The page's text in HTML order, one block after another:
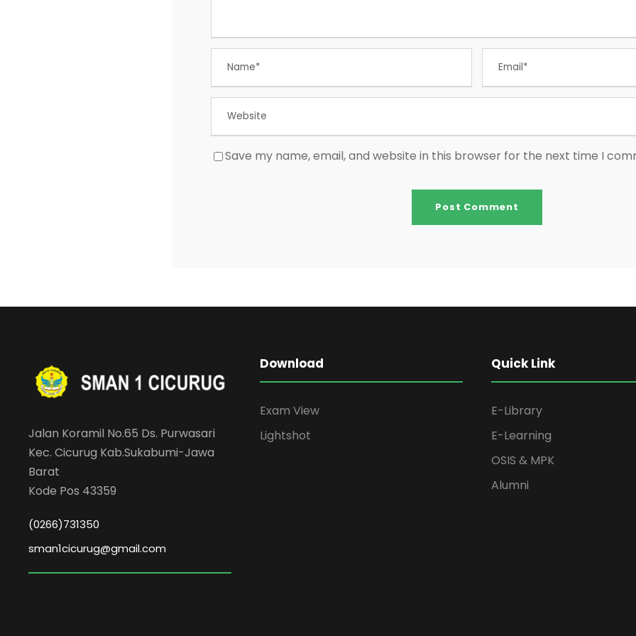
Save my name, email, and website in this browser for the next time I
Jalan Koramil No.65 Ds. Purwasari
Kec. Cicurug Kab.Sukabumi-Jawa
Barat
Kode Pos 43359
(0266)731350
sman1cicurug@gmail.com
Download
Exam View
Lightshot
Quick Link
E-Library
E-Learning
OSIS & MPK
Alumni